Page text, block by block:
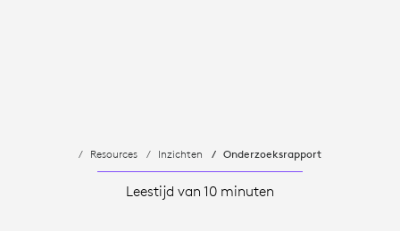
Resources Inzichten Onderzoeksrapport
Leestijd van 10 minuten